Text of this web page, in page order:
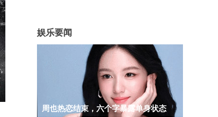
娱乐要闻
周也热恋结束，六个字暴露单身状态